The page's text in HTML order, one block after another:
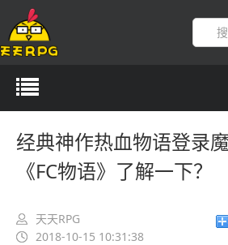
导航切换
经典神作热血物语登录
《FC物语》了解一下？
天天RPG
2018-10-15 10:31:38